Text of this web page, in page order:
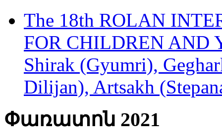
The 18th ROLAN
FOR CHILDREN AND
Shirak (Gyumri),
Dilijan), Artsakh
Փառատոն 2021